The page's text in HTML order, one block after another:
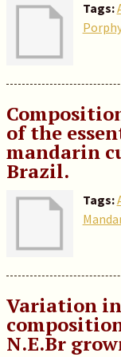
Tags:
of the
mandarin
Brazil.
Tags:
Variation
N.E.Br